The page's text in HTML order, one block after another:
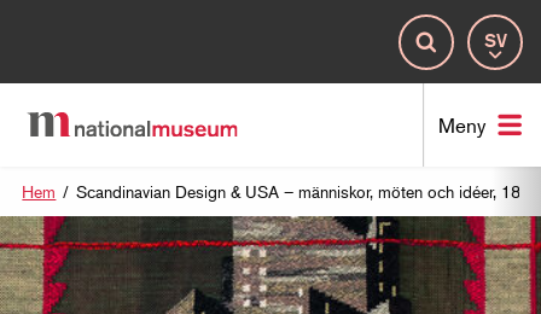
Meny
Sök
Hem / Scandinavian Design & USA – människor, möten och idéer,